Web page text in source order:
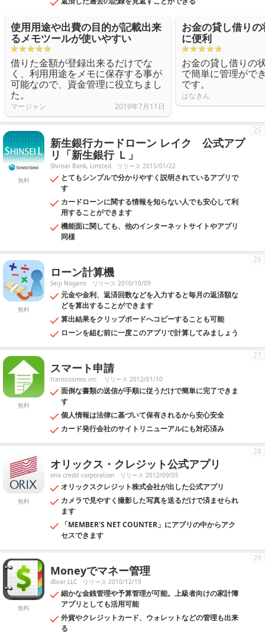
使用用途や出費の目的が記載出来
るメモツールが使いやすい
借りた金額が登録出来るだけでな
く、利用用途をメモに保存する事が
可能なので、資金管理に役立ちまし
た。
マージャン 2019年7月11日
お金の貸し借り
に便利
お金の貸し借りの
で簡単に管理がで
です。
はなきん
無料
新生銀行カードローン レイク 公式アプ
リ「新生銀行 Ｌ」
Shinsei Bank, Limited リリース 2015/01/22
とてもシンプルで分かりやすく説明されているアプリで
す
カードローンに関する情報を知らない人でも安心して利
用することができます
機能面に関しても、他のインターネットサイトやアプリ
同様
25
無料
ローン計算機
Seiji Nogami リリース 2010/10/09
元金や金利、返済回数などを入力すると毎月の返済額な
どを算出することができます
算出結果をクリップボードへコピーすることも可能
ローンを組む前に一度このアプリで計算してみましょう
26
無料
スマート申請
transcosmos inc. リリース 2012/01/10
面倒な書類の送信が手順に従うだけで簡単に完了できま
す
個人情報は法律に基づいて保有されるから安心安全
カード発行会社のサイトリニューアルにも対応済み
27
無料
オリックス・クレジット公式アプリ
orix credit corporation リリース 2012/09/05
オリックスクレジット株式会社が出した公式アプリ
カメラで見やすく撮影した写真を送るだけで済ませられ
ます
「MEMBER'S NET COUNTER」にアプリの中からアク
セスできます
28
無料
Moneyでマネー管理
iBear LLC リリース 2010/12/19
細かな金銭管理や予算管理が可能。上級者向けの家計簿
アプリとしても活用可能
外貨やクレジットカード、ウォレットなどの管理も出来
る
29